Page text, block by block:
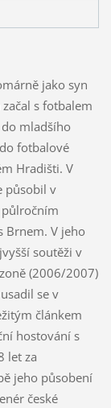
jako syn
s fotbalem
mladšího
fotbalové
Hradišti. V
působil v
Brnem. V jeho
soutěži v
(2006/2007)
se v
článkem
hostování s
let za
jeho působení
české